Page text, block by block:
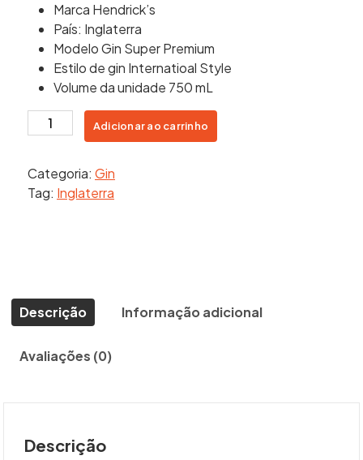
Marca Hendrick’s
País: Inglaterra
Modelo Gin Super Premium
Estilo de gin Internatioal Style
Volume da unidade 750 mL
Hendricks
Adora
750
Adicionar ao carrinho
Categoria: Gin
Tag: Inglaterra
Descrição Informação adicional
Avaliações (0)
Descrição